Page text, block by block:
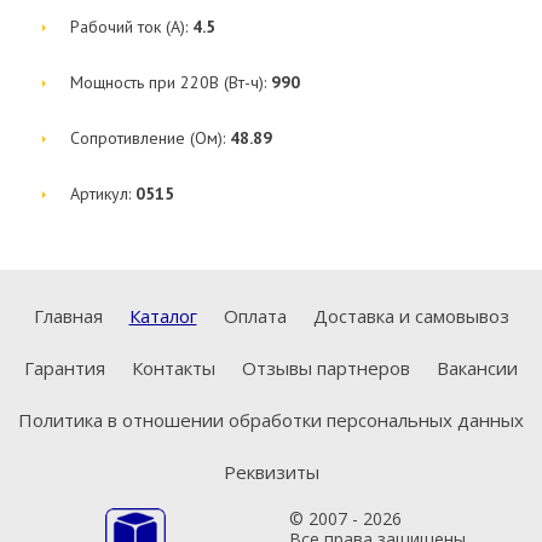
Рабочий ток (А): 4.5
Мощность при 220В (Вт-ч): 990
Сопротивление (Ом): 48.89
Артикул: 0515
Главная Каталог Оплата Доставка и самовывоз
Гарантия Контакты Отзывы партнеров Вакансии
Политика в отношении обработки персональных данных
Реквизиты
© 2007 - 2026